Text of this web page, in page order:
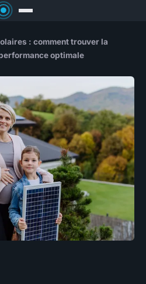
: comment trouver la
optimale